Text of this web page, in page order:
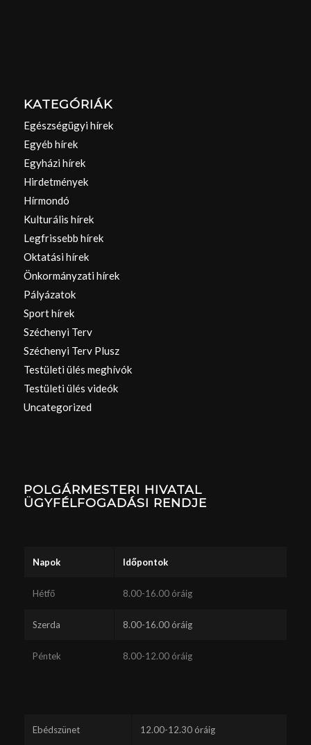
KATEGÓRIÁK
Egészségügyi hírek
Egyéb hírek
Egyházi hírek
Hirdetmények
Hírmondó
Kulturális hírek
Legfrissebb hírek
Oktatási hírek
Önkormányzati hírek
Pályázatok
Sport hírek
Széchenyi Terv
Széchenyi Terv Plusz
Testületi ülés meghívók
Testületi ülés videók
Uncategorized
POLGÁRMESTERI HIVATAL
ÜGYFÉLFOGADÁSI RENDJE
Napok Időpontok
Hétfő 8.00-16.00 óráig
Szerda 8.00-16.00 óráig
Péntek 8.00-12.00 óráig
Ebédszünet 12.00-12.30 óráig